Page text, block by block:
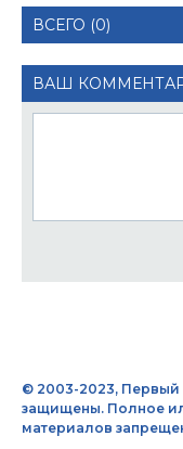
ВСЕГО (0)
ВАШ
© 2003-2023, Первый
защищены. Полное
материалов